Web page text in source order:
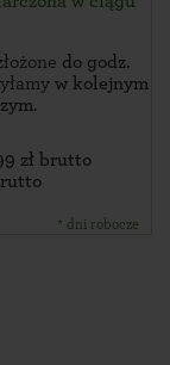
do godz.
w kolejnym
.
zł brutto
* dni robocze